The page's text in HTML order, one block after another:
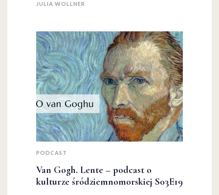
JULIA WOLLNER
PODCAST
Van Gogh. Lente – podcast o
kulturze śródziemnomorskiej S03E19